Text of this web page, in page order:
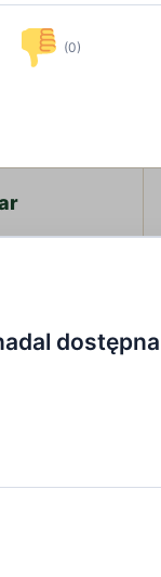
(0)